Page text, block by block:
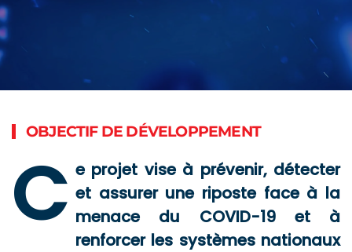
OBJECTIF DE DÉVELOPPEMENT
C e projet vise à prévenir, détecter
et assurer une riposte face à la
menace du COVID-19 et à
renforcer les systèmes nationaux